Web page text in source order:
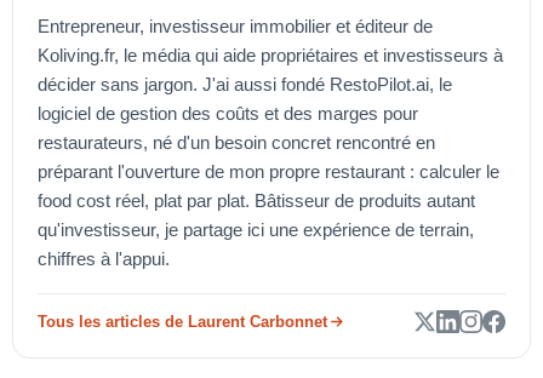
Entrepreneur, investisseur immobilier et éditeur de
Koliving.fr, le média qui aide propriétaires et investisseurs à
décider sans jargon. J'ai aussi fondé RestoPilot.ai, le
logiciel de gestion des coûts et des marges pour
restaurateurs, né d'un besoin concret rencontré en
préparant l'ouverture de mon propre restaurant : calculer le
food cost réel, plat par plat. Bâtisseur de produits autant
qu'investisseur, je partage ici une expérience de terrain,
chiffres à l'appui.
Tous les articles de Laurent Carbonnet